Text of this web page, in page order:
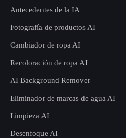
Antecedentes de la IA
Fotografía de productos AI
Cambiador de ropa AI
Recoloración de ropa AI
AI Background Remover
Eliminador de marcas de agua AI
Limpieza AI
Desenfoque AI